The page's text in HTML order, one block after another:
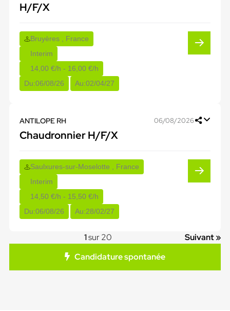
H/F/X
Bruyères , France
Interim
14,00 €/h - 16,00 €/h
Du:06/08/26 Au:02/04/27
ANTILOPE RH 06/08/2026
Chaudronnier H/F/X
Saulxures-sur-Moselotte , France
Interim
14,50 €/h - 15,50 €/h
Du:06/08/26 Au:28/02/27
1sur 20
Suivant »
Candidature spontanée